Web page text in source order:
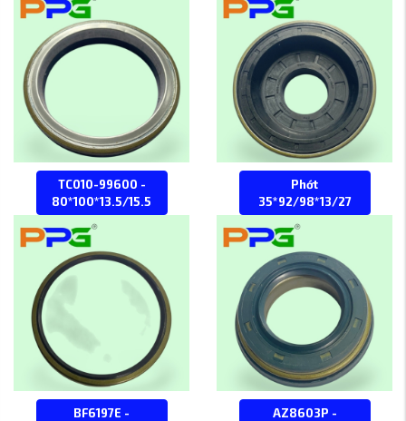
TC010-99600 -
80*100*13.5/15.5
Phớt
35*92/98*13/27
BF6197E -
AZ8603P -